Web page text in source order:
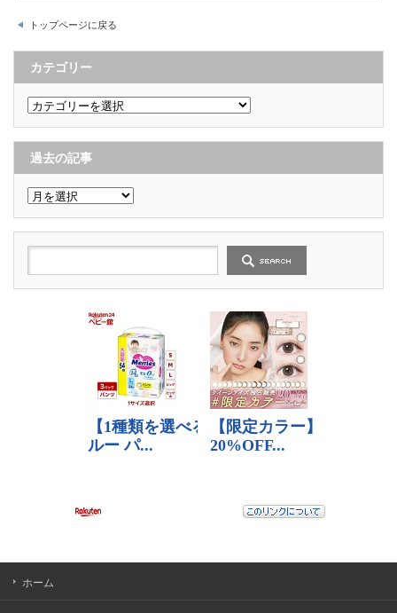
トップページに戻る
カテゴリー
カ
テ
ゴ
リ
ー
過去の記事
過
去
の
記
事
ホーム